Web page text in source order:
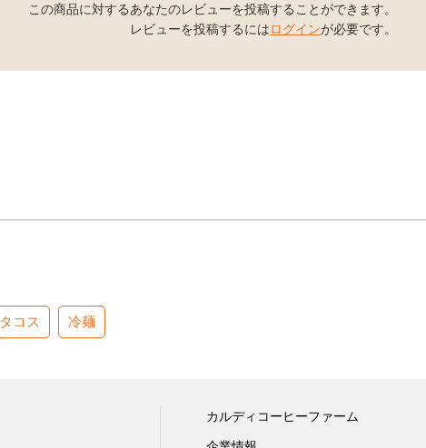
この商品に対するあなたのレビューを投稿することができます。
レビューを投稿するにはログインが必要です。
タコス 冷麺
カルディコーヒーファーム